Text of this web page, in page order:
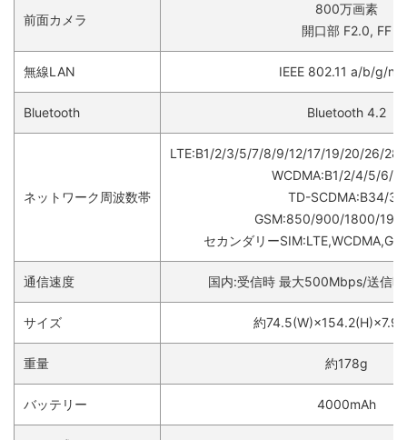
前面カメラ
800万画素
開口部 F2.0, FF
無線LAN IEEE 802.11 a/b/g/n/
Bluetooth Bluetooth 4.2
ネットワーク周波数帯
LTE:B1/2/3/5/7/8/9/12/17/19/20/26/
WCDMA:B1/2/4/5/6/
TD-SCDMA:B34/39
GSM:850/900/1800/
セカンダリー
通信速度 国内:受信時 最大500Mbps/送信
サイズ 約
重量 約178g
バッテリー 4000mAh